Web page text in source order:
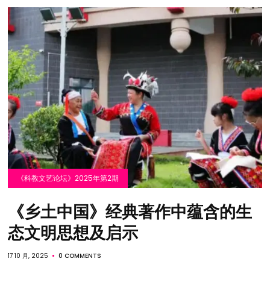
《科教文艺论坛》2025年第2期
《乡土中国》经典著作中蕴含的生
态文明思想及启示
17 10 月, 2025 0 COMMENTS